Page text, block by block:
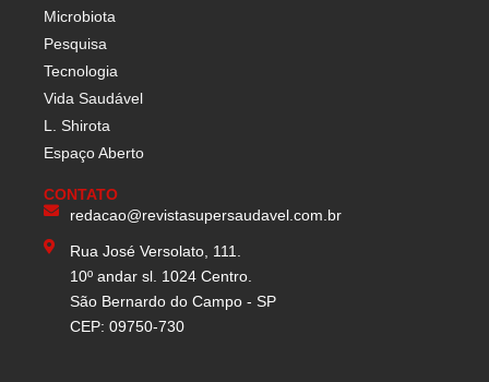
Microbiota
Pesquisa
Tecnologia
Vida Saudável
L. Shirota
Espaço Aberto
CONTATO
redacao@revistasupersaudavel.com.br
Rua José Versolato, 111.
10º andar sl. 1024 Centro.
São Bernardo do Campo - SP
CEP: 09750-730